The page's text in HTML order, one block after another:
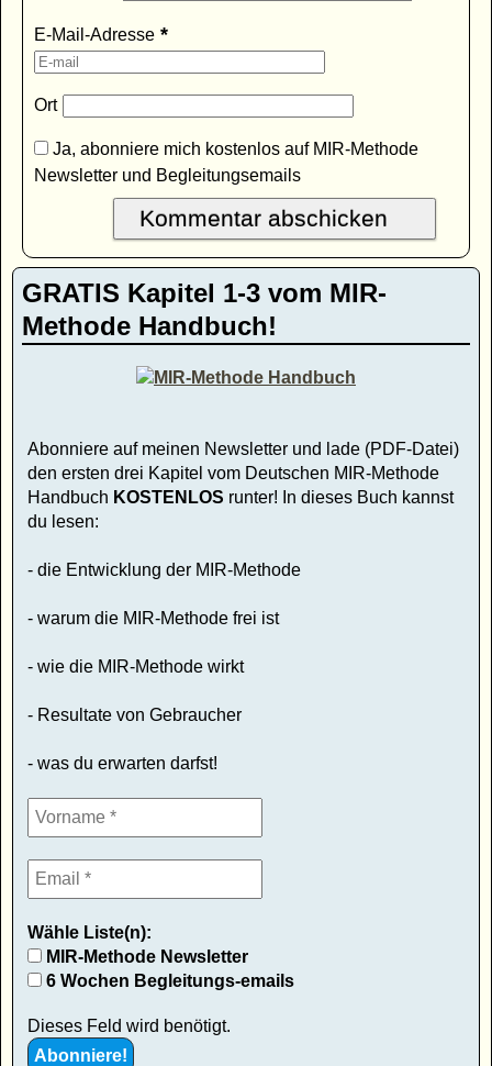
E-Mail-Adresse *
Ort
Ja, abonniere mich kostenlos auf MIR-Methode
Newsletter und Begleitungsemails
GRATIS Kapitel 1-3 vom MIR-
Methode Handbuch!
Abonniere auf meinen Newsletter und lade (PDF-Datei)
den ersten drei Kapitel vom Deutschen MIR-Methode
Handbuch KOSTENLOS runter! In dieses Buch kannst
du lesen:
- die Entwicklung der MIR-Methode
- warum die MIR-Methode frei ist
- wie die MIR-Methode wirkt
- Resultate von Gebraucher
- was du erwarten darfst!
Wähle Liste(n):
MIR-Methode Newsletter
6 Wochen Begleitungs-emails
Dieses Feld wird benötigt.